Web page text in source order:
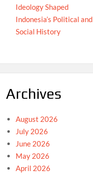
Ideology Shaped
Indonesia’s Political and
Social History
Archives
August 2026
July 2026
June 2026
May 2026
April 2026